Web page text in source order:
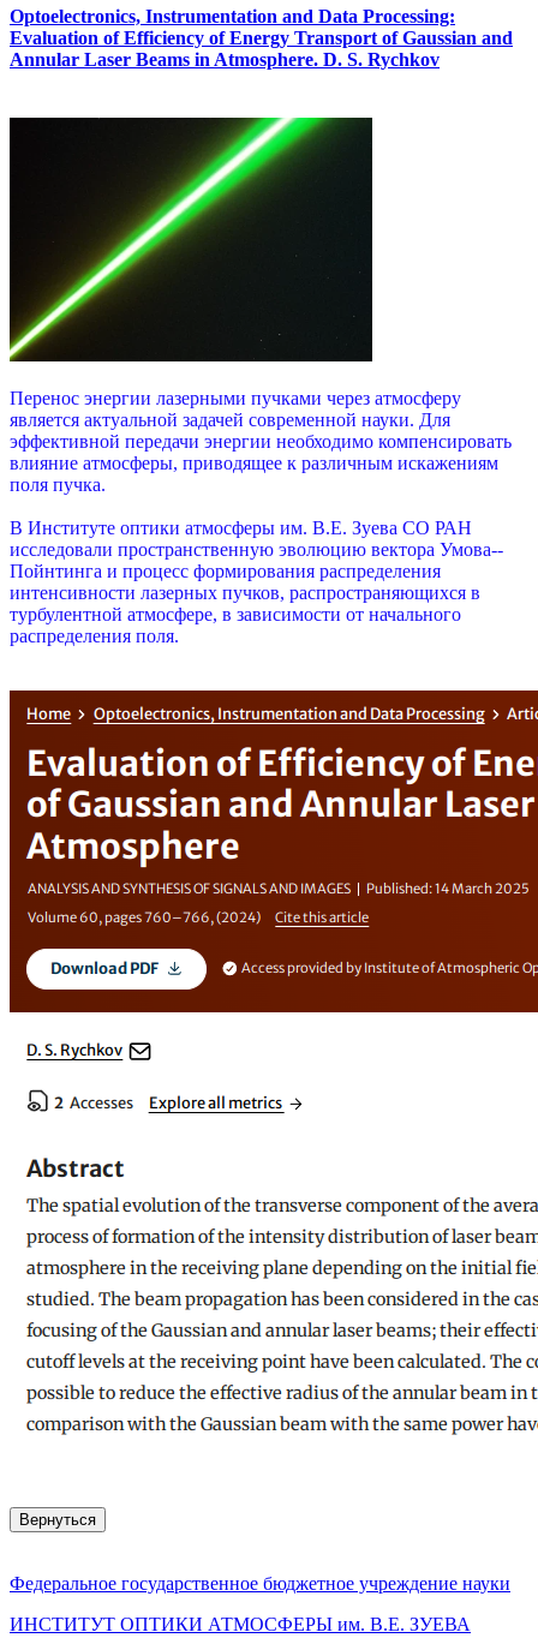
Optoelectronics, Instrumentation and Data Processing:
Evaluation of Efficiency of Energy Transport of Gaussian and
Annular Laser Beams in Atmosphere. D. S. Rychkov
Перенос энергии лазерными пучками через атмосферу
является актуальной задачей современной науки. Для
эффективной передачи энергии необходимо компенсировать
влияние атмосферы, приводящее к различным искажениям
поля пучка.
В Институте оптики атмосферы им. В.Е. Зуева СО РАН
исследовали пространственную эволюцию вектора Умова--
Пойнтинга и процесс формирования распределения
интенсивности лазерных пучков, распространяющихся в
турбулентной атмосфере, в зависимости от начального
распределения поля.
Вернуться
Федеральное государственное бюджетное учреждение науки
ИНСТИТУТ ОПТИКИ АТМОСФЕРЫ им. В.Е. ЗУЕВА